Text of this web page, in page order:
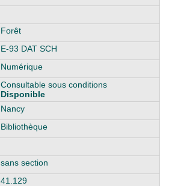
Forêt
E-93 DAT SCH
Numérique
Consultable sous conditions
Disponible
Nancy
Bibliothèque
sans section
41.129